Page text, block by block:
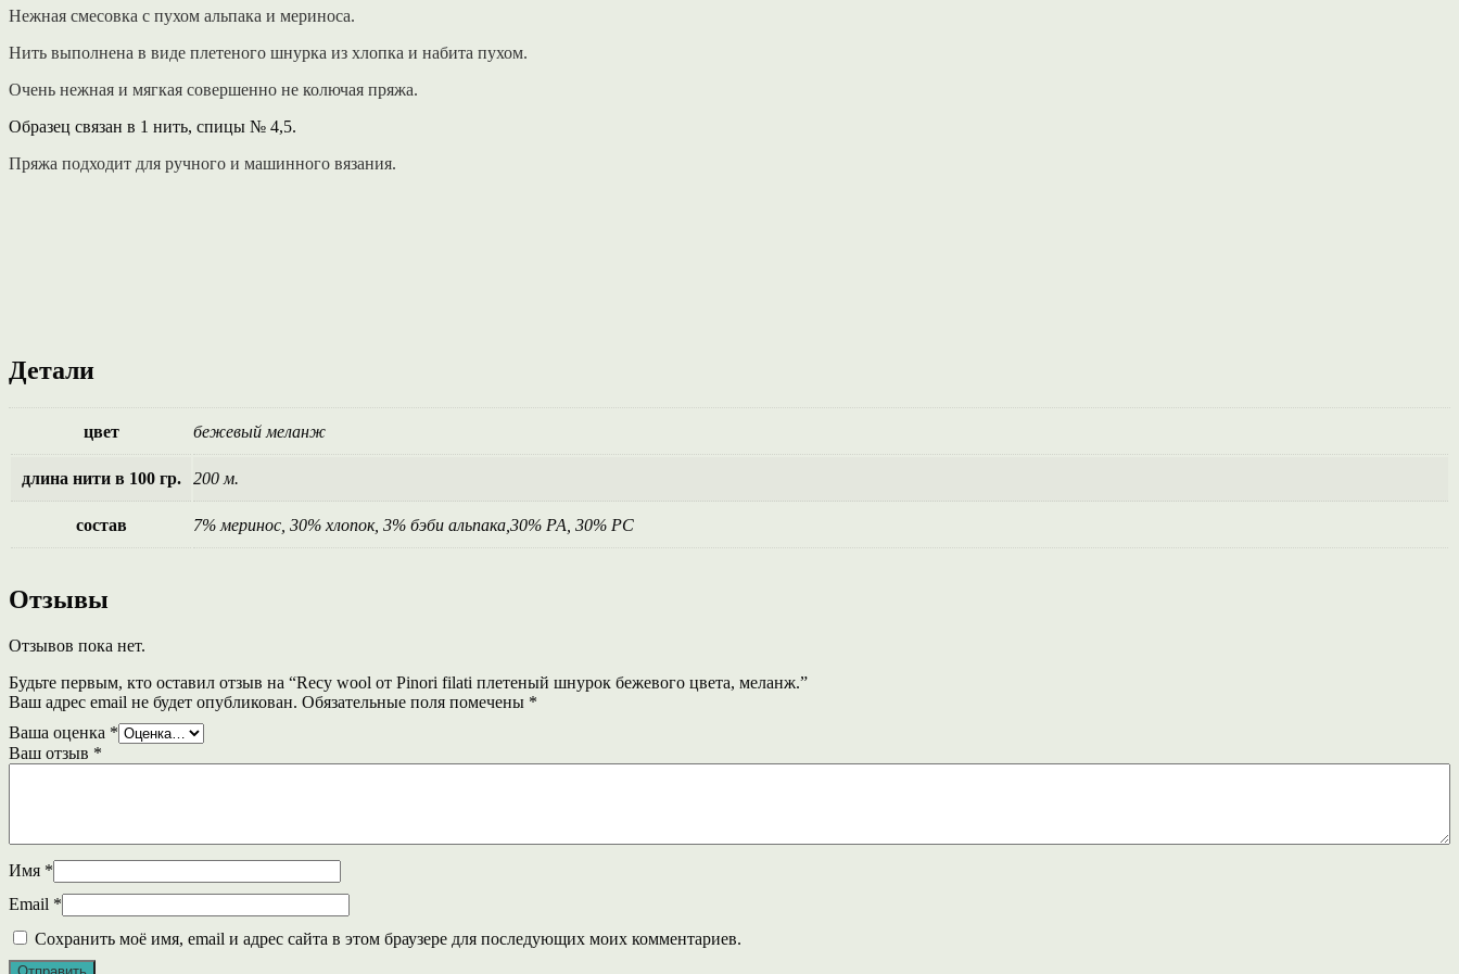
Нежная смесовка с пухом альпака и мериноса.
Нить выполнена в виде плетеного шнурка из хлопка и набита пухом.
Очень нежная и мягкая совершенно не колючая пряжа.
Образец связан в 1 нить, спицы № 4,5.
Пряжа подходит для ручного и машинного вязания.
Детали
цвет бежевый меланж
длина нити в 100 гр. 200 м.
состав 7% меринос, 30% хлопок, 3% бэби альпака,30% РА, 30% РС
Отзывы
Отзывов пока нет.
Будьте первым, кто оставил отзыв на “Recy wool от Pinori filati плетеный шнурок бежевого цвета, меланж.”
Ваш адрес email не будет опубликован. Обязательные поля помечены *
Ваша оценка *
Ваш отзыв *
Имя *
Email *
Сохранить моё имя, email и адрес сайта в этом браузере для последующих моих комментариев.